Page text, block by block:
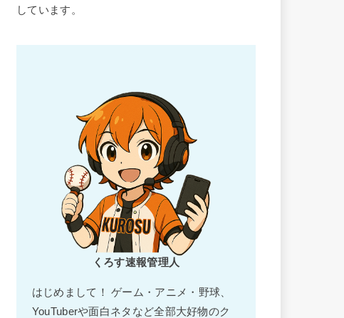
しています。
くろす速報管理人
はじめまして！ ゲーム・アニメ・野球、
YouTuberや面白ネタなど全部大好物のク